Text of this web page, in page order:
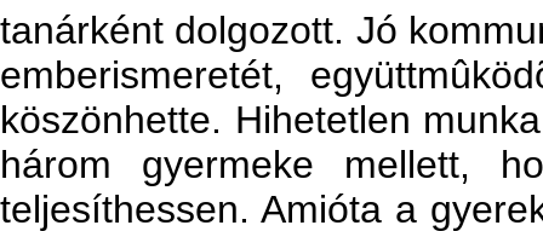
tanárként dolgozott. Jó
emberismeretét,
köszönhette. Hihetetlen
három gyermeke mellett,
teljesíthessen. Amióta a